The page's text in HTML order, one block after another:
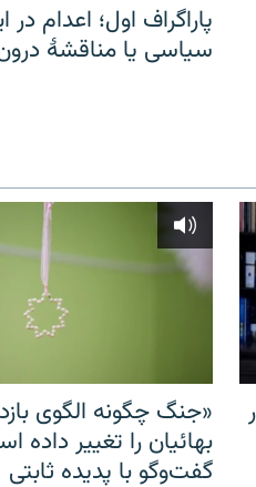
پاراگراف اول؛ اعدام در
سیاسی یا مناقشهٔ
«جنگ چگونه الگوی
بهائیان را تغییر داده
گفت‌وگو با پدیده ثابتی